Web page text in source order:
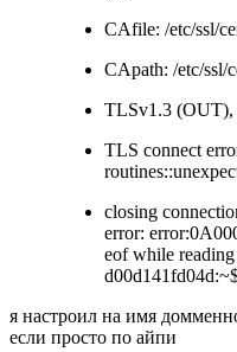
CAfile: /etc/ssl/
CApath: /etc/ssl/
TLSv1.3 (OUT),
TLS connect
closing
error:
eof while
я настроил на имя
если просто по айпи